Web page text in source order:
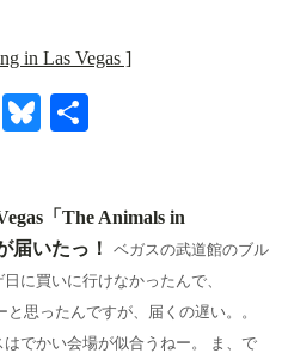
in Las Vegas ]
T
Bl
y
「The Animals in
届いたっ！
ベガスの武道館のブル
に買いに行けなかったんで、
思ったんですが、届くの遅い。。
でかい会場が似合うねー。 ま、で